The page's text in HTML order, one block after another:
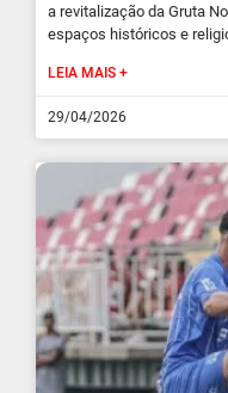
a revitalização da Gruta
espaços históricos e
LEIA MAIS +
29/04/2026